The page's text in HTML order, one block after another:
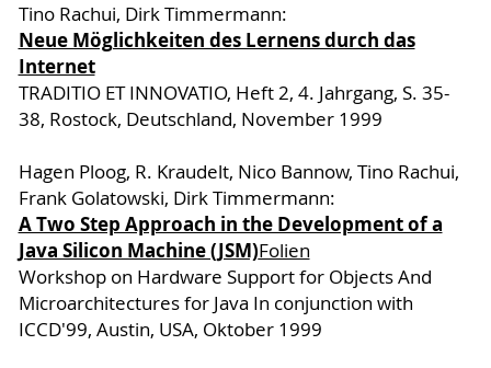
Tino Rachui, Dirk Timmermann:
Neue Möglichkeiten des Lernens durch das
Internet
TRADITIO ET INNOVATIO, Heft 2, 4. Jahrgang, S. 35-
38, Rostock, Deutschland, November 1999
Hagen Ploog, R. Kraudelt, Nico Bannow, Tino Rachui,
Frank Golatowski, Dirk Timmermann:
A Two Step Approach in the Development of a
Java Silicon Machine (JSM)Folien
Workshop on Hardware Support for Objects And
Microarchitectures for Java In conjunction with
ICCD'99, Austin, USA, Oktober 1999